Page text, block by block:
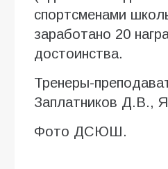
спортсменами
заработано 20
достоинства.
Тренеры-
Заплатников Д.В.,
Фото ДСЮШ.